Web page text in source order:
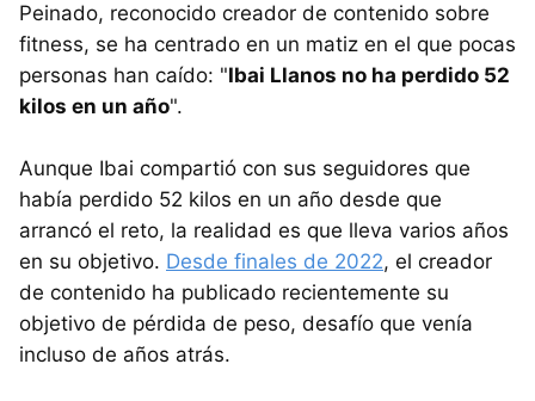
Peinado, reconocido creador de contenido sobre
fitness, se ha centrado en un matiz en el que pocas
personas han caído: "Ibai Llanos no ha perdido 52
kilos en un año".
Aunque Ibai compartió con sus seguidores que
había perdido 52 kilos en un año desde que
arrancó el reto, la realidad es que lleva varios años
en su objetivo. Desde finales de 2022, el creador
de contenido ha publicado recientemente su
objetivo de pérdida de peso, desafío que venía
incluso de años atrás.